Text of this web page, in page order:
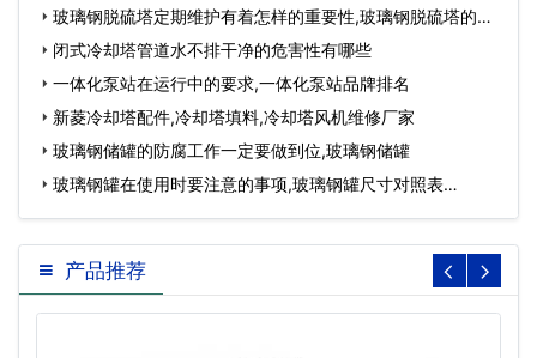
玻璃钢脱硫塔定期维护有着怎样的重要性,玻璃钢脱硫塔的优
缺点…
闭式冷却塔管道水不排干净的危害性有哪些
一体化泵站在运行中的要求,一体化泵站品牌排名
新菱冷却塔配件,冷却塔填料,冷却塔风机维修厂家
玻璃钢储罐的防腐工作一定要做到位,玻璃钢储罐
玻璃钢罐在使用时要注意的事项,玻璃钢罐尺寸对照表…
产品推荐